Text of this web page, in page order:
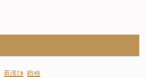
看護師 職種